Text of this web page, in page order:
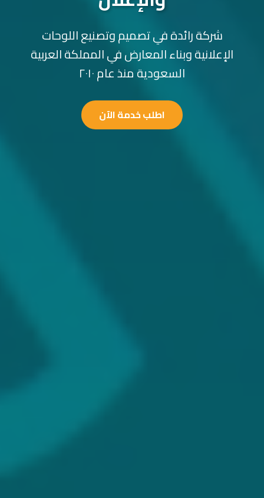
شركة رائدة في تصميم وتصنيع اللوحات
الإعلانية وبناء المعارض في المملكة العربية
السعودية منذ عام ٢٠١٠
اطلب خدمة الآن